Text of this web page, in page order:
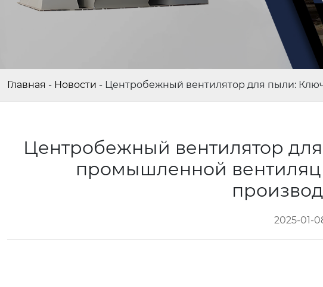
Главная - Новости - Центробежный вентилятор для пыли:
Центробежный вентилятор
промышленной
2025-01-